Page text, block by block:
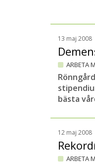
13 maj 2008
ARBETA
bästa
12 maj 2008
ARBETA